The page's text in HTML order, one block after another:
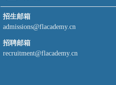
招生邮箱
admissions@flacademy.cn
招聘邮箱
recruitment@flacademy.cn